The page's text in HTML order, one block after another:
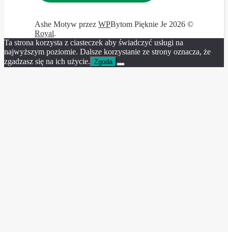
Bytom Pięknie Je 2026 ©
Ashe Motyw przez WP
Royal.
Ta strona korzysta z ciasteczek aby świadczyć usługi na
najwyższym poziomie. Dalsze korzystanie ze strony oznacza, że
zgadzasz się na ich użycie. Zgoda